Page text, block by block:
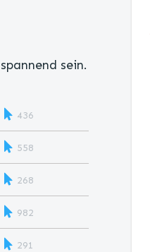
sein.
436
558
268
982
291